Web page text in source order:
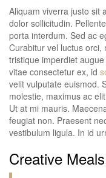
Aliquam viverra justo sit
dolor sollicitudin.
porta interdum. Sed ac
Curabitur vel luctus orci,
tristique imperdiet
vitae consectetur ex, id
velit vulputate euismod.
molestie, maximus ac
Ut at mi mauris.
feugiat non. Praesent
vestibulum ligula. In id
Creative Meals